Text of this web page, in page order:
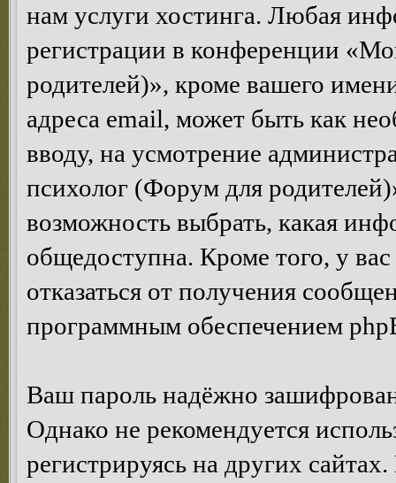
нам услуги хостинга. Любая
регистрации в конференции
родителей)», кроме вашего
адреса email, может быть как
вводу, на усмотрение
психолог (Форум для
возможность выбрать, какая
общедоступна. Кроме того, у вас
отказаться от получения
программным обеспечением
Ваш пароль надёжно
Однако не рекомендуется
регистрируясь на других